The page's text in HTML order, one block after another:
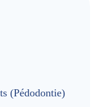
(Pédodontie)